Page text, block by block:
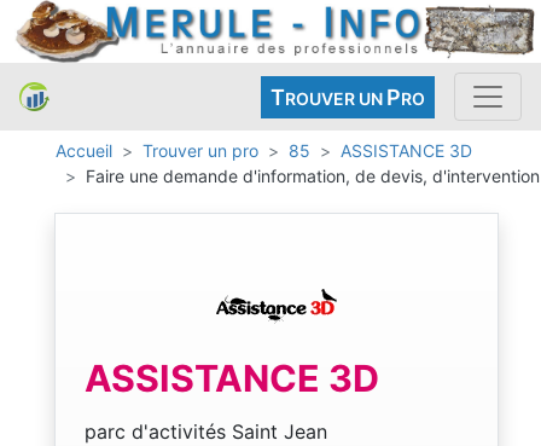
TROUVER UN PRO
Accueil Trouver un pro 85
ASSISTANCE 3D
Faire une demande d'information, de devis, d'intervention
ASSISTANCE 3D
parc d'activités Saint Jean